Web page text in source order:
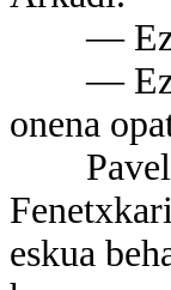
— Ez,
— Ezta
onena
Pavel
eskua